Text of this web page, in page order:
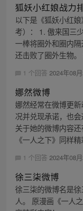
狐妖小红娘战力
以下是《狐妖小红
考）： 1. 傲来国三
一棒将圈外和圈内隔
还击败了圈外生物
1 个回答 2024年08
娜然微博
娜然经常在微博更
况并兑现承诺，也会
关于她的微博内容
《一人之下》同样
1 个回答 2024年08
徐三柒微博
徐三柒的微博名是
人。 原漫画《一人